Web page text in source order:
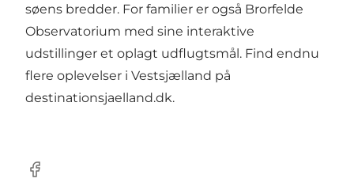
søens bredder. For familier er også Brorfelde
Observatorium med sine interaktive
udstillinger et oplagt udflugtsmål. Find endnu
flere oplevelser i Vestsjælland på
destinationsjaelland.dk.
Facebook